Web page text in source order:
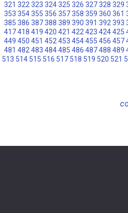
321 322 323 324 325 326 327 328 329
353 354 355 356 357 358 359 360 361
385 386 387 388 389 390 391 392 393
417 418 419 420 421 422 423 424 425
449 450 451 452 453 454 455 456 457
481 482 483 484 485 486 487 488 489
513 514 515 516 517 518 519 520 521